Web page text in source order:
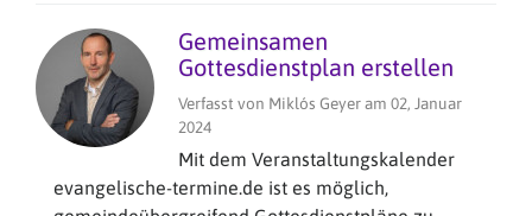
Gemeinsamen
Gottesdienstplan erstellen
Verfasst von Miklós Geyeram 02, Januar
2024
Mit dem Veranstaltungskalender
evangelische-termine.de ist es möglich,